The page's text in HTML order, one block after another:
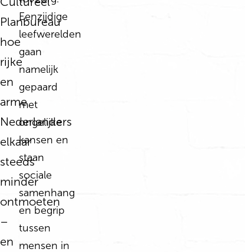
Planbureau
hoe
rijke
en
arme
Nederlanders
elkaar
steeds
minder
ontmoeten
–
en
Eenzijdige
leefwerelden
gaan
namelijk
gepaard
met
ongelijke
kansen en
staan
sociale
samenhang
en begrip
tussen
mensen in